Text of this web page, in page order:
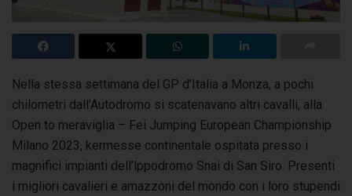
Nella stessa settimana del GP d’Italia a Monza, a pochi
chilometri dall’Autodromo si scatenavano altri cavalli, alla
Open to meraviglia – Fei Jumping European Championship
Milano 2023, kermesse continentale ospitata presso i
magnifici impianti dell’lppodromo Snai di San Siro. Presenti
i migliori cavalieri e amazzoni del mondo con i loro stupendi